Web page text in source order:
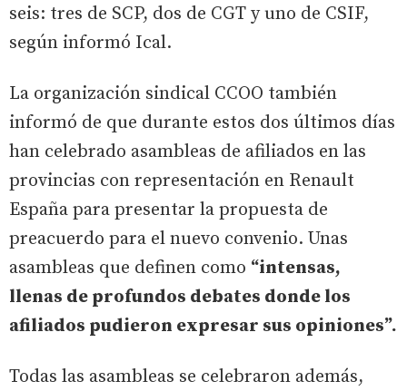
seis: tres de SCP, dos de CGT y uno de CSIF,
según informó Ical.
La organización sindical CCOO también
informó de que durante estos dos últimos días
han celebrado asambleas de afiliados en las
provincias con representación en Renault
España para presentar la propuesta de
preacuerdo para el nuevo convenio. Unas
asambleas que definen como “intensas,
llenas de profundos debates donde los
afiliados pudieron expresar sus opiniones”.
Todas las asambleas se celebraron además,